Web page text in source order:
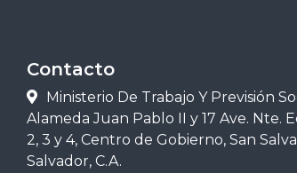
Contacto
Ministerio De Trabajo Y Previsión
Alameda Juan Pablo II y 17 Ave. Nte.
2, 3 y 4, Centro de Gobierno, San
Salvador, C.A.